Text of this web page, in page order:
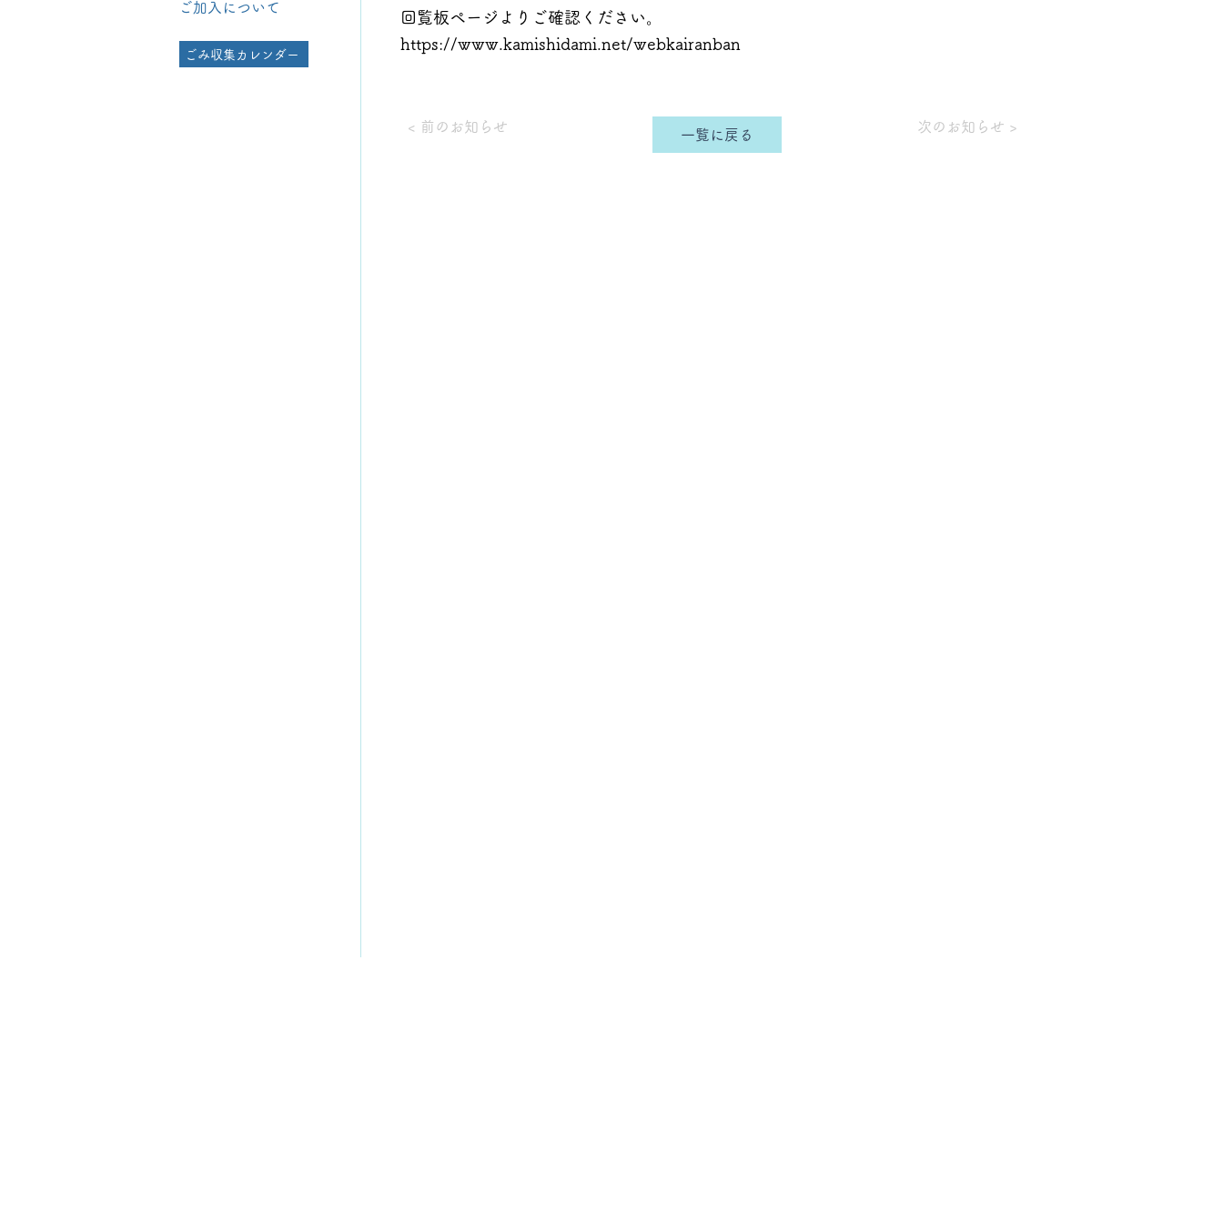
ご加入について
ごみ収集カレンダー
回覧板ページよりご確認ください。
https://www.kamishidami.net/webkairanban
< 前のお知らせ
一覧に戻る
次のお知らせ >